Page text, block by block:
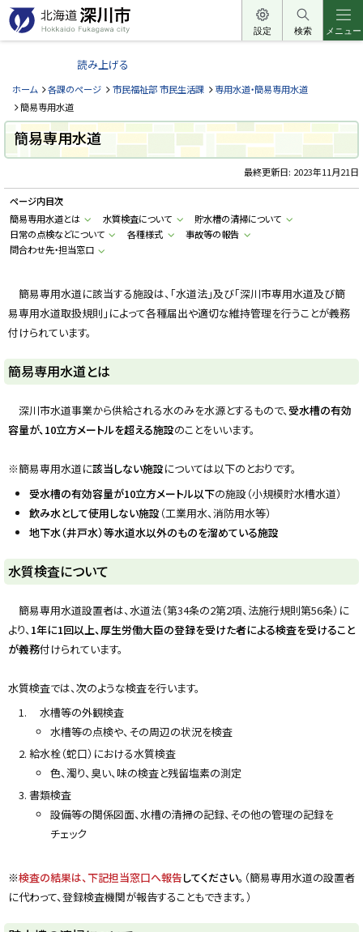
本
文
へ
ー
北
道
深
川
市
H
k
a
d
o
F
u
w
a
c
t
y
設定 検索 メニュー
読み上げる
ホーム 各課のページ 市民福祉部 市民生活課
専用水道・簡易専用水道
簡易専用水道
簡易専用水道
最終更新日: 2023年11月21日
ページ内目次
簡易専用水道とは
水質検査について
貯水槽の清掃について
日常の点検などについて
各種様式
事故等の報告
問合わせ先・担当窓口
簡易専用水道に該当する施設は、「水道法」及び「深川市専用水道及び簡
易専用水道取扱規則」によって各種届出や適切な維持管理を行うことが義務
付けられています。
簡易専用水道とは
深川市水道事業から供給される水のみを水源とするもので、受水槽の有効
容量が、10立方メートルを超える施設のことをいいます。
※簡易専用水道に該当しない施設については以下のとおりです。
受水槽の有効容量が10立方メートル以下の施設（小規模貯水槽水道）
飲み水として使用しない施設 （工業用水、消防用水等）
地下水（井戸水）等水道水以外のものを溜めている施設
ト
ッ
に
戻
水質検査について
簡易専用水道設置者は、水道法（第34条の2第2項、法施行規則第56条）に
より、1年に1回以上、厚生労働大臣の登録を受けた者による検査を受けること
が義務付けられています。
水質検査では、次のような検査を行います。
水槽等の外観検査
水槽等の点検や、その周辺の状況を検査
給水栓（蛇口）における水質検査
色、濁り、臭い、味の検査と残留塩素の測定
書類検査
設備等の関係図面、水槽の清掃の記録、その他の管理の記録を
チェック
※検査の結果は、下記担当窓口へ報告してください。 （簡易専用水道の設置者
に代わって、登録検査機関が報告することもできます。）